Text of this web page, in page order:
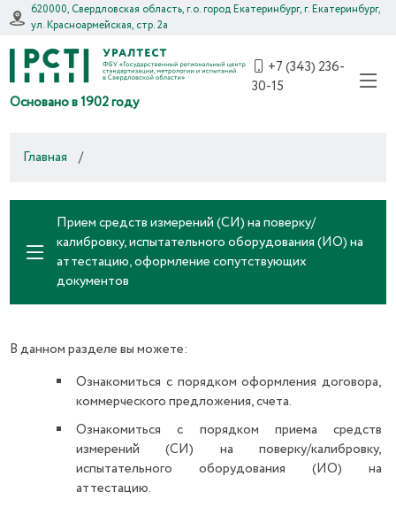
620000, Свердловская область, г.о. город Екатеринбург, г. Екатеринбург,
ул. Красноармейская, стр. 2а
Основано в 1902 году
+7 (343) 236-
30-15
Главная /
Прием средств измерений (СИ) на поверку/
калибровку, испытательного оборудования (ИО) на
аттестацию, оформление сопутствующих
документов
В данном разделе вы можете:
Ознакомиться с порядком оформления договора,
коммерческого предложения, счета.
Ознакомиться с порядком приема средств
измерений (СИ) на поверку/калибровку,
испытательного оборудования (ИО) на
аттестацию.